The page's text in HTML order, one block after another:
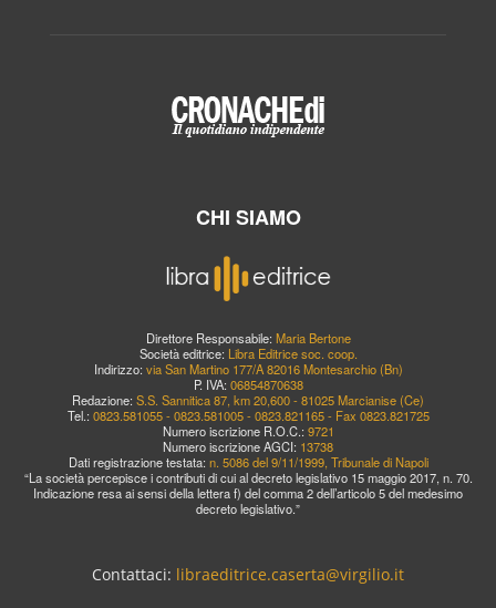
CHI SIAMO
Direttore Responsabile: Maria Bertone
Società editrice: Libra Editrice soc. coop.
Indirizzo: via San Martino 177/A 82016 Montesarchio (Bn)
P. IVA: 06854870638
Redazione: S.S. Sannitica 87, km 20,600 - 81025 Marcianise (Ce)
Tel.: 0823.581055 - 0823.581005 - 0823.821165 - Fax 0823.821725
Numero iscrizione R.O.C.: 9721
Numero iscrizione AGCI: 13738
Dati registrazione testata: n. 5086 del 9/11/1999, Tribunale di Napoli
“La società percepisce i contributi di cui al decreto legislativo 15 maggio 2017, n. 70.
Indicazione resa ai sensi della lettera f) del comma 2 dell’articolo 5 del medesimo
decreto legislativo.”
Contattaci: libraeditrice.caserta@virgilio.it